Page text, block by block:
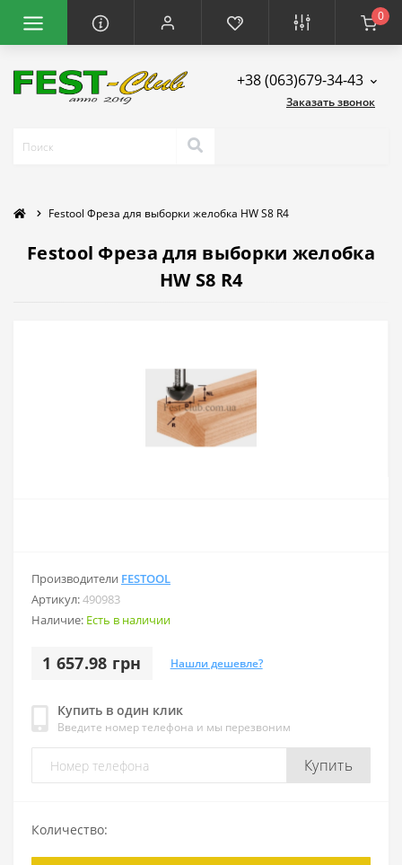
0
+38 (063)679-34-43
Заказать звонок
Festool Фреза для выборки желобка HW S8 R4
Festool Фреза для выборки желобка
HW S8 R4
Производители FESTOOL
Артикул:490983
Наличие: Есть в наличии
1 657.98 грн Нашли дешевле?
Купить в один клик
Введите номер телефона и мы перезвоним
Купить
Количество: